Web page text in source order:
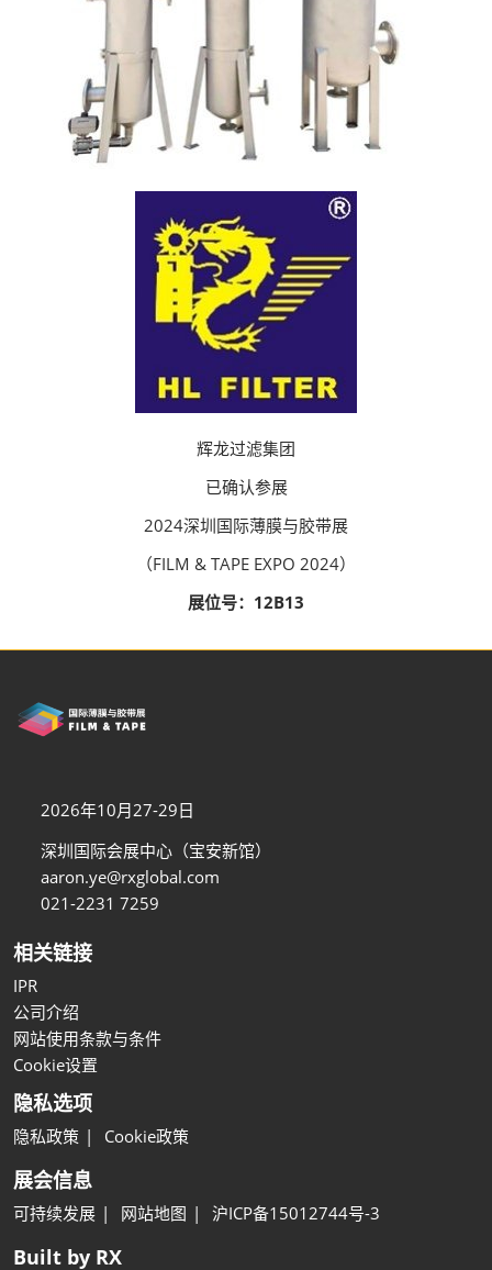
辉龙过滤集团
已确认参展
2024深圳国际薄膜与胶带展
（FILM & TAPE EXPO 2024）
展位号：12B13
2026年10月27-29日
深圳国际会展中心（宝安新馆）
aaron.ye@rxglobal.com
021-2231 7259
相关链接
IPR
公司介绍
网站使用条款与条件
Cookie设置
隐私选项
隐私政策 Cookie政策
展会信息
可持续发展 网站地图 沪ICP备15012744号-3
Built by RX